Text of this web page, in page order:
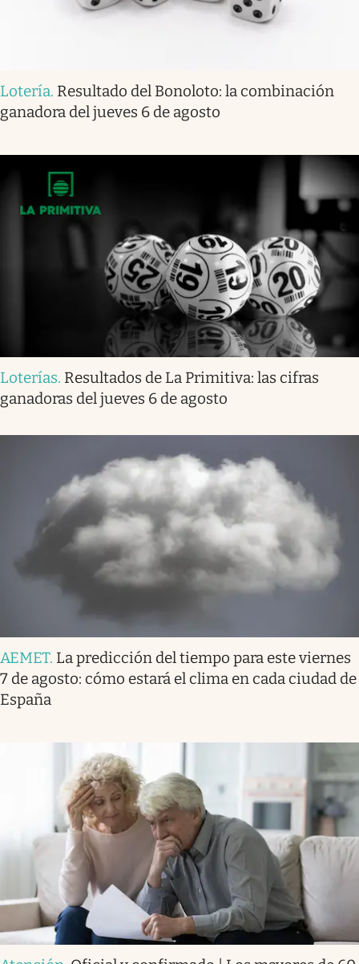
Lotería. Resultado del Bonoloto: la combinación
ganadora del jueves 6 de agosto
Loterías. Resultados de La Primitiva: las cifras
ganadoras del jueves 6 de agosto
AEMET. La predicción del tiempo para este viernes
7 de agosto: cómo estará el clima en cada ciudad de
España